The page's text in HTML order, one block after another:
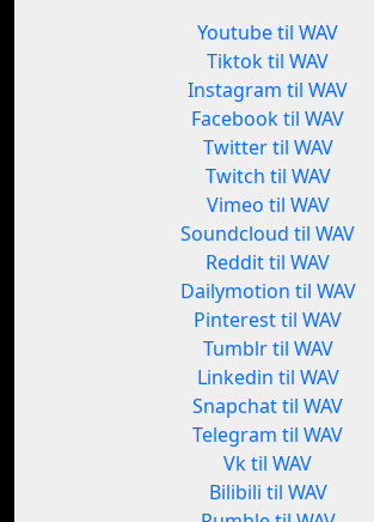
Youtube til WAV
Tiktok til WAV
Instagram til WAV
Facebook til WAV
Twitter til WAV
Twitch til WAV
Vimeo til WAV
Soundcloud til WAV
Reddit til WAV
Dailymotion til WAV
Pinterest til WAV
Tumblr til WAV
Linkedin til WAV
Snapchat til WAV
Telegram til WAV
Vk til WAV
Bilibili til WAV